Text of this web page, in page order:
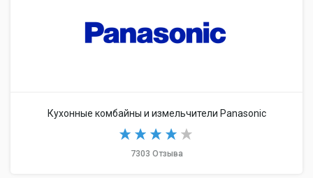
Кухонные комбайны и измельчители Panasonic
7303 Отзыва